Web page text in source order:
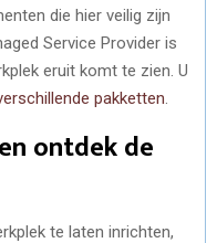
die hier veilig zijn
Service Provider is
eruit komt te zien. U
pakketten
ontdek de
te laten inrichten,